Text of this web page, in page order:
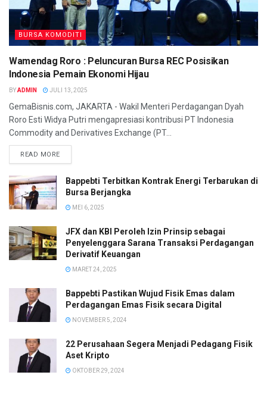
BURSA KOMODITI
Wamendag Roro : Peluncuran Bursa REC Posisikan
Indonesia Pemain Ekonomi Hijau
BYADMIN JULI 13, 2025
GemaBisnis.com, JAKARTA - Wakil Menteri Perdagangan Dyah
Roro Esti Widya Putri mengapresiasi kontribusi PT Indonesia
Commodity and Derivatives Exchange (PT...
READ MORE
Bappebti Terbitkan Kontrak Energi Terbarukan di
Bursa Berjangka
MEI 6, 2025
JFX dan KBI Peroleh Izin Prinsip sebagai
Penyelenggara Sarana Transaksi Perdagangan
Derivatif Keuangan
MARET 24, 2025
Bappebti Pastikan Wujud Fisik Emas dalam
Perdagangan Emas Fisik secara Digital
NOVEMBER 5, 2024
22 Perusahaan Segera Menjadi Pedagang Fisik
Aset Kripto
OKTOBER 29, 2024